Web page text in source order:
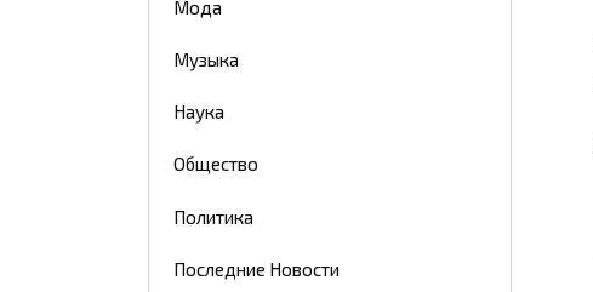
Мода
Музыка
Наука
Общество
Политика
Последние Новости